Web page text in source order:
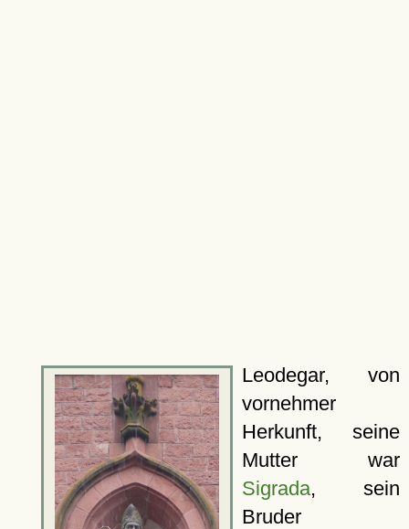
Leodegar, von
vornehmer
Herkunft, seine
Mutter war
Sigrada, sein
Bruder